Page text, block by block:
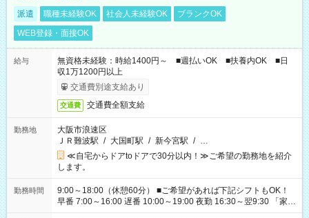
派遣 職種未経験OK 社会人未経験OK
ブランクOK
WEB登録・面接OK
給与
無資格未経験：時給1400円～ ■週払いOK ■扶養内OK ■日
収1万1200円以上
交通費別途支給あり
交通費 交通費全額支給
勤務地
大阪市浪速区
ＪＲ難波駅 / 大国町駅 / 新今宮駅 / …
≪自宅からドアtoドアで30分以内！≫ご希望の勤務地を紹介
します。
勤務時間
9:00～18:00（休憩60分） ■ご希望があれば下記シフトもOK！
早番 7:00～16:00 遅番 10:00～19:00 夜勤 16:30～翌9:30 「家族
と休みを合わせたい」 「余裕を持って夕飯の準備がしたい」